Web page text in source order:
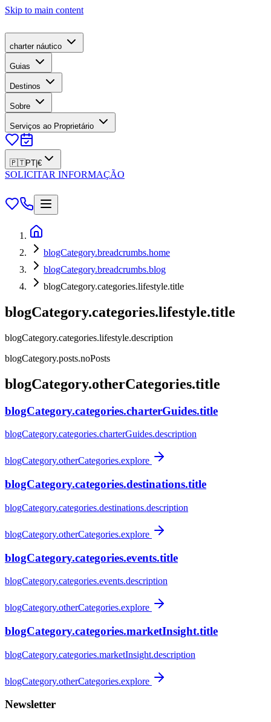
Skip to main content
charter náutico
Guias
Destinos
Sobre
Serviços ao Proprietário
🇵🇹PT €
SOLICITAR INFORMAÇÃO
blogCategory.breadcrumbs.home
blogCategory.breadcrumbs.blog
blogCategory.categories.lifestyle.title
blogCategory.categories.lifestyle.title
blogCategory.categories.lifestyle.description
blogCategory.posts.noPosts
blogCategory.otherCategories.title
blogCategory.categories.charterGuides.title
blogCategory.categories.charterGuides.description
blogCategory.otherCategories.explore
blogCategory.categories.destinations.title
blogCategory.categories.destinations.description
blogCategory.otherCategories.explore
blogCategory.categories.events.title
blogCategory.categories.events.description
blogCategory.otherCategories.explore
blogCategory.categories.marketInsight.title
blogCategory.categories.marketInsight.description
blogCategory.otherCategories.explore
Newsletter